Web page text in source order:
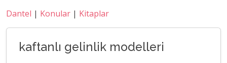
Dantel | Konular | Kitaplar
kaftanlı gelinlik modelleri